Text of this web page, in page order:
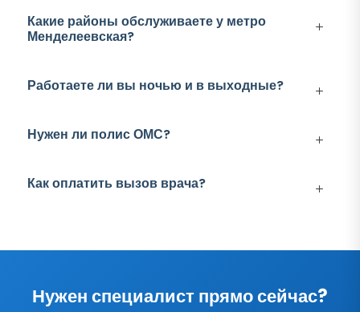
Какие районы обслуживаете у метро
Менделеевская?
Работаете ли вы ночью и в выходные?
Нужен ли полис ОМС?
Как оплатить вызов врача?
Нужен специалист прямо сейчас?